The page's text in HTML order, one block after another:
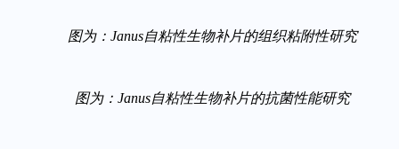
图为：Janus自粘性生物补片的组织粘附性研究
图为： Janus自粘性生物补片的抗菌性能研究